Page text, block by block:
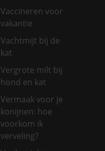
Vaccineren voor
vakantie
Vachtmijt bij de
kat
Vergrote milt bij
hond en kat
Vermaak voor je
konijnen: hoe
voorkom ik
verveling?